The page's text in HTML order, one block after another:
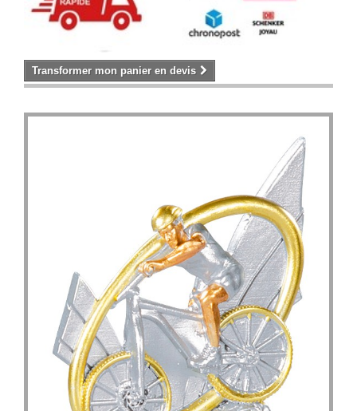
Transformer mon panier en devis